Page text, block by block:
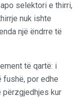
selektori e thirri,
nuk ishte
një ëndrre të
të qartë: i
fushë, por edhe
përzgjedhjes kur